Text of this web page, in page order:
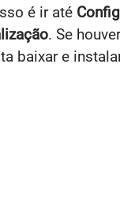
é ir até
. Se
baixar e